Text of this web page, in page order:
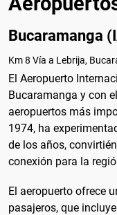
Bucaramanga
Km 8 Vía a Lebrija,
El Aeropuerto
Bucaramanga y con
aeropuertos más
1974, ha
de los años,
conexión para la
El aeropuerto ofrece
pasajeros, que